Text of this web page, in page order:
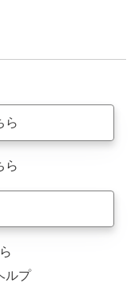
ら
ら
ルプ